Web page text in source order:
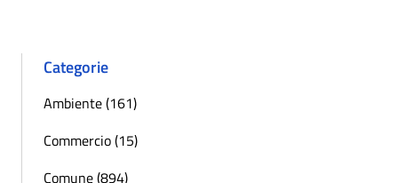
Categorie
Ambiente (161)
Commercio (15)
Comune (894)